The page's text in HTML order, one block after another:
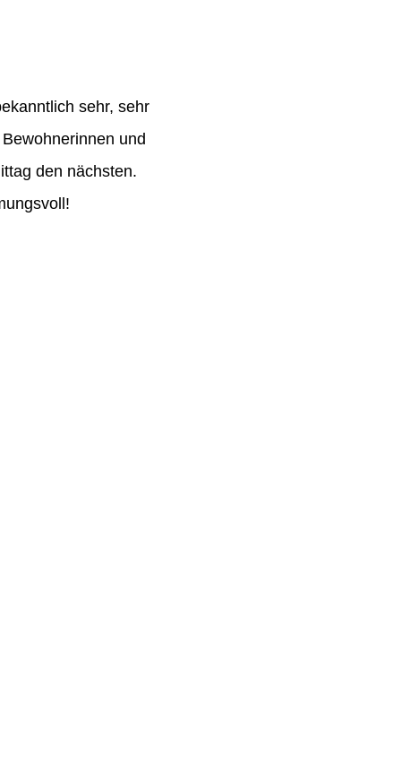
sehr, sehr
und
den nächsten.